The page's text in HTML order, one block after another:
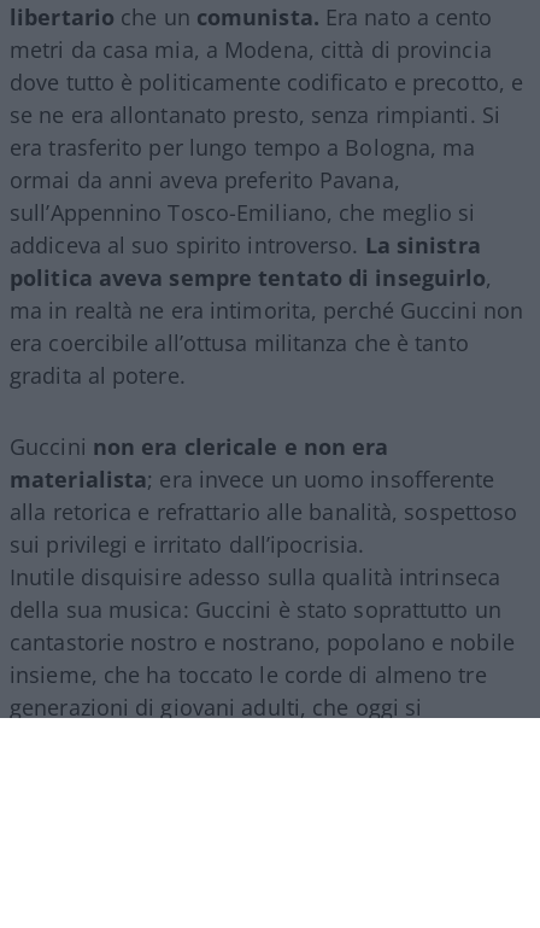
libertario che un comunista. Era nato a cento
metri da casa mia, a Modena, città di provincia
dove tutto è politicamente codificato e precotto, e
se ne era allontanato presto, senza rimpianti. Si
era trasferito per lungo tempo a Bologna, ma
ormai da anni aveva preferito Pavana,
sull’Appennino Tosco-Emiliano, che meglio si
addiceva al suo spirito introverso. La sinistra
politica aveva sempre tentato di inseguirlo,
ma in realtà ne era intimorita, perché Guccini non
era coercibile all’ottusa militanza che è tanto
gradita al potere.
Guccini non era clericale e non era
materialista; era invece un uomo insofferente
alla retorica e refrattario alle banalità, sospettoso
sui privilegi e irritato dall’ipocrisia.
Inutile disquisire adesso sulla qualità intrinseca
della sua musica: Guccini è stato soprattutto un
cantastorie nostro e nostrano, popolano e nobile
insieme, che ha toccato le corde di almeno tre
generazioni di giovani adulti, che oggi si